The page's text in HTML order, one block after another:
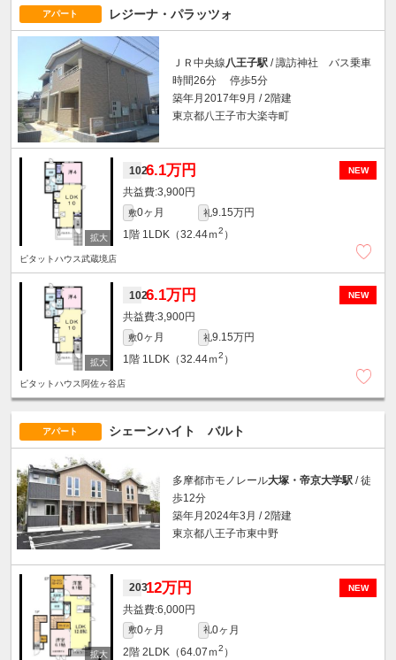
アパート レジーナ・パラッツォ
ＪＲ中央線八王子駅 / 諏訪神社 バス乗車
時間26分 停歩5分
築年月2017年9月 / 2階建
東京都八王子市大楽寺町
NEW
1026.1万円
3,900円
敷0ヶ月 礼9.15万円
1階 1LDK（32.44ｍ2 ）
ピタットハウス武蔵境店
NEW
1026.1万円
3,900円
敷0ヶ月 礼9.15万円
1階 1LDK（32.44ｍ2 ）
ピタットハウス阿佐ヶ谷店
アパート シェーンハイト バルト
多摩都市モノレール大塚・帝京大学駅 / 徒
歩12分
築年月2024年3月 / 2階建
東京都八王子市東中野
NEW
20312万円
6,000円
敷0ヶ月 礼0ヶ月
2階 2LDK（64.07ｍ2 ）